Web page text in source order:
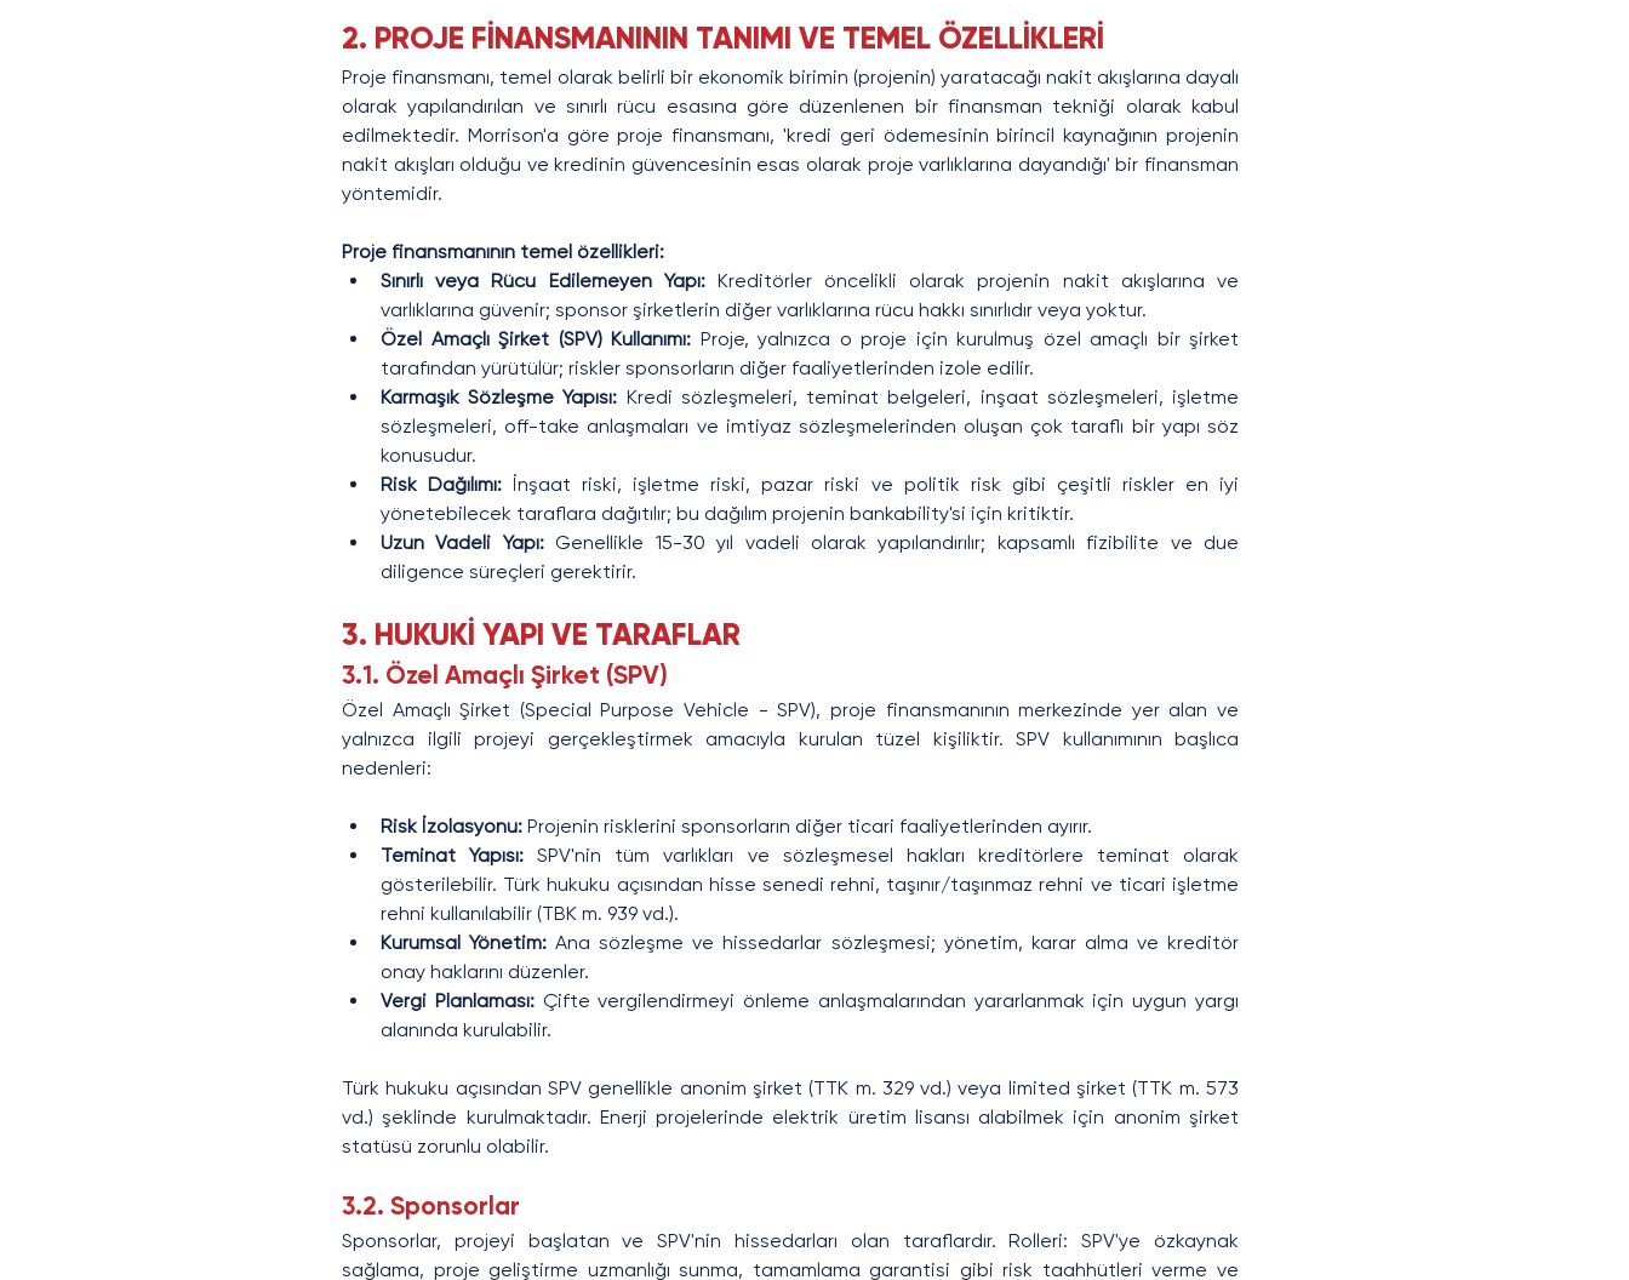
2. PROJE FİNANSMANININ TANIMI VE TEMEL ÖZELLİKLERİ
Proje finansmanı, temel olarak belirli bir ekonomik birimin (projenin) yaratacağı nakit akışlarına dayalı
olarak yapılandırılan ve sınırlı rücu esasına göre düzenlenen bir finansman tekniği olarak kabul
edilmektedir. Morrison'a göre proje finansmanı, 'kredi geri ödemesinin birincil kaynağının projenin
nakit akışları olduğu ve kredinin güvencesinin esas olarak proje varlıklarına dayandığı' bir finansman
yöntemidir.
Proje finansmanının temel özellikleri:
Sınırlı veya Rücu Edilemeyen Yapı: Kreditörler öncelikli olarak projenin nakit akışlarına ve
varlıklarına güvenir; sponsor şirketlerin diğer varlıklarına rücu hakkı sınırlıdır veya yoktur.
Özel Amaçlı Şirket (SPV) Kullanımı: Proje, yalnızca o proje için kurulmuş özel amaçlı bir şirket
tarafından yürütülür; riskler sponsorların diğer faaliyetlerinden izole edilir.
Karmaşık Sözleşme Yapısı: Kredi sözleşmeleri, teminat belgeleri, inşaat sözleşmeleri, işletme
sözleşmeleri, off-take anlaşmaları ve imtiyaz sözleşmelerinden oluşan çok taraflı bir yapı söz
konusudur.
Risk Dağılımı: İnşaat riski, işletme riski, pazar riski ve politik risk gibi çeşitli riskler en iyi
yönetebilecek taraflara dağıtılır; bu dağılım projenin bankability'si için kritiktir.
Uzun Vadeli Yapı: Genellikle 15-30 yıl vadeli olarak yapılandırılır; kapsamlı fizibilite ve due
diligence süreçleri gerektirir.
3. HUKUKİ YAPI VE TARAFLAR
3.1. Özel Amaçlı Şirket (SPV)
Özel Amaçlı Şirket (Special Purpose Vehicle - SPV), proje finansmanının merkezinde yer alan ve
yalnızca ilgili projeyi gerçekleştirmek amacıyla kurulan tüzel kişiliktir. SPV kullanımının başlıca
nedenleri:
Risk İzolasyonu: Projenin risklerini sponsorların diğer ticari faaliyetlerinden ayırır.
Teminat Yapısı: SPV'nin tüm varlıkları ve sözleşmesel hakları kreditörlere teminat olarak
gösterilebilir. Türk hukuku açısından hisse senedi rehni, taşınır/taşınmaz rehni ve ticari işletme
rehni kullanılabilir (TBK m. 939 vd.).
Kurumsal Yönetim: Ana sözleşme ve hissedarlar sözleşmesi; yönetim, karar alma ve kreditör
onay haklarını düzenler.
Vergi Planlaması: Çifte vergilendirmeyi önleme anlaşmalarından yararlanmak için uygun yargı
alanında kurulabilir.
Türk hukuku açısından SPV genellikle anonim şirket (TTK m. 329 vd.) veya limited şirket (TTK m. 573
vd.) şeklinde kurulmaktadır. Enerji projelerinde elektrik üretim lisansı alabilmek için anonim şirket
statüsü zorunlu olabilir.
3.2. Sponsorlar
Sponsorlar, projeyi başlatan ve SPV'nin hissedarları olan taraflardır. Rolleri: SPV'ye özkaynak
sağlama, proje geliştirme uzmanlığı sunma, tamamlama garantisi gibi risk taahhütleri verme ve